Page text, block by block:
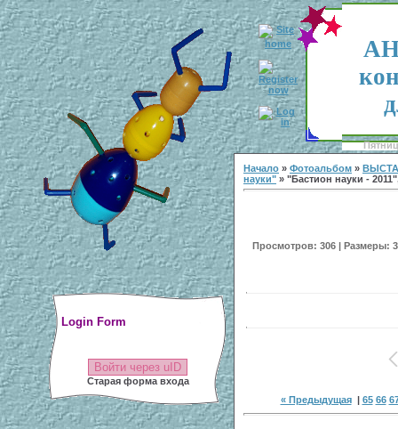
Login Form
Войти через uID
Старая форма входа
Начало » Фотоальбом »
науки" » "Бастион науки -
Просмотров: 306 | Размеры:
« Предыдущая| 65 66